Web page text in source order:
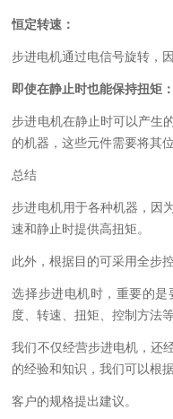
恒定转速：
步进电机通过电信号旋转，
即使在静止时也能保持扭矩：
步进电机在静止时可以产生
的机器，这些元件需要将其
总结
步进电机用于各种机器，因
速和静止时提供高扭矩。
此外，根据目的可采用全步
选择步进电机时，重要的
度、转速、扭矩、控制方法等
我们不仅经营步进电机，还
的经验和知识，我们可以根
客户的规格提出建议。